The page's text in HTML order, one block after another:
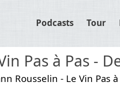
Podcasts Tour
Rousselin - Le Vin Pas